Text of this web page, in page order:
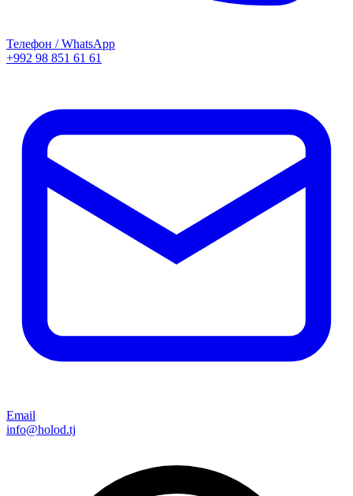
Телефон / WhatsApp
+992 98 851 61 61
Email
info@holod.tj